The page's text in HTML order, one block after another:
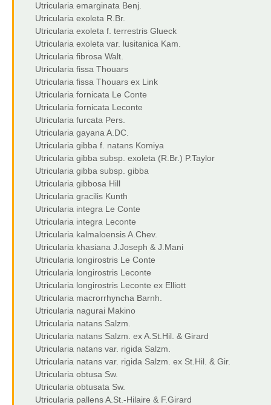
Utricularia emarginata Benj.
Utricularia exoleta R.Br.
Utricularia exoleta f. terrestris Glueck
Utricularia exoleta var. lusitanica Kam.
Utricularia fibrosa Walt.
Utricularia fissa Thouars
Utricularia fissa Thouars ex Link
Utricularia fornicata Le Conte
Utricularia fornicata Leconte
Utricularia furcata Pers.
Utricularia gayana A.DC.
Utricularia gibba f. natans Komiya
Utricularia gibba subsp. exoleta (R.Br.) P.Taylor
Utricularia gibba subsp. gibba
Utricularia gibbosa Hill
Utricularia gracilis Kunth
Utricularia integra Le Conte
Utricularia integra Leconte
Utricularia kalmaloensis A.Chev.
Utricularia khasiana J.Joseph & J.Mani
Utricularia longirostris Le Conte
Utricularia longirostris Leconte
Utricularia longirostris Leconte ex Elliott
Utricularia macrorrhyncha Barnh.
Utricularia nagurai Makino
Utricularia natans Salzm.
Utricularia natans Salzm. ex A.St.Hil. & Girard
Utricularia natans var. rigida Salzm.
Utricularia natans var. rigida Salzm. ex St.Hil. & Gir.
Utricularia obtusa Sw.
Utricularia obtusata Sw.
Utricularia pallens A.St.-Hilaire & F.Girard